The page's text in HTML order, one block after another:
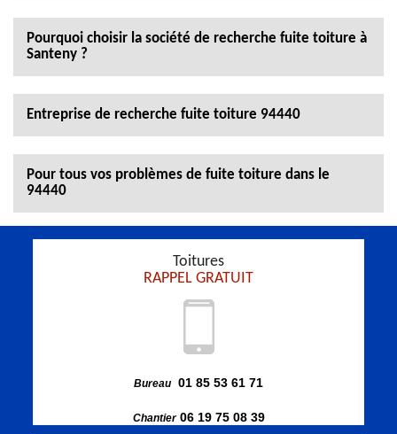
Pourquoi choisir la société de recherche fuite toiture à
Santeny ?
Entreprise de recherche fuite toiture 94440
Pour tous vos problèmes de fuite toiture dans le
94440
Toitures
RAPPEL GRATUIT
Bureau 01 85 53 61 71
Chantier06 19 75 08 39